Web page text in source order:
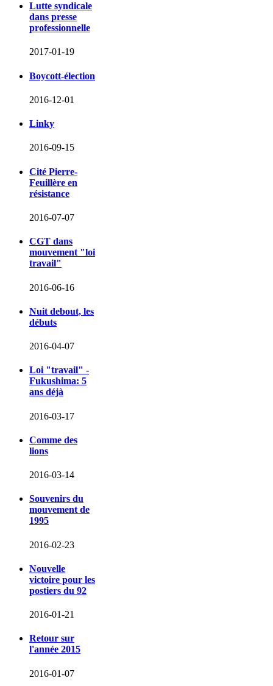
Lutte syndicale
dans presse
professionnelle
2017-01-19
Boycott-élection
2016-12-01
Linky
2016-09-15
Cité Pierre-
Feuillère en
résistance
2016-07-07
CGT dans
mouvement "loi
travail"
2016-06-16
Nuit debout, les
débuts
2016-04-07
Loi "travail" -
Fukushima: 5
ans déjà
2016-03-17
Comme des
lions
2016-03-14
Souvenirs du
mouvement de
1995
2016-02-23
Nouvelle
victoire pour les
postiers du 92
2016-01-21
Retour sur
l'année 2015
2016-01-07